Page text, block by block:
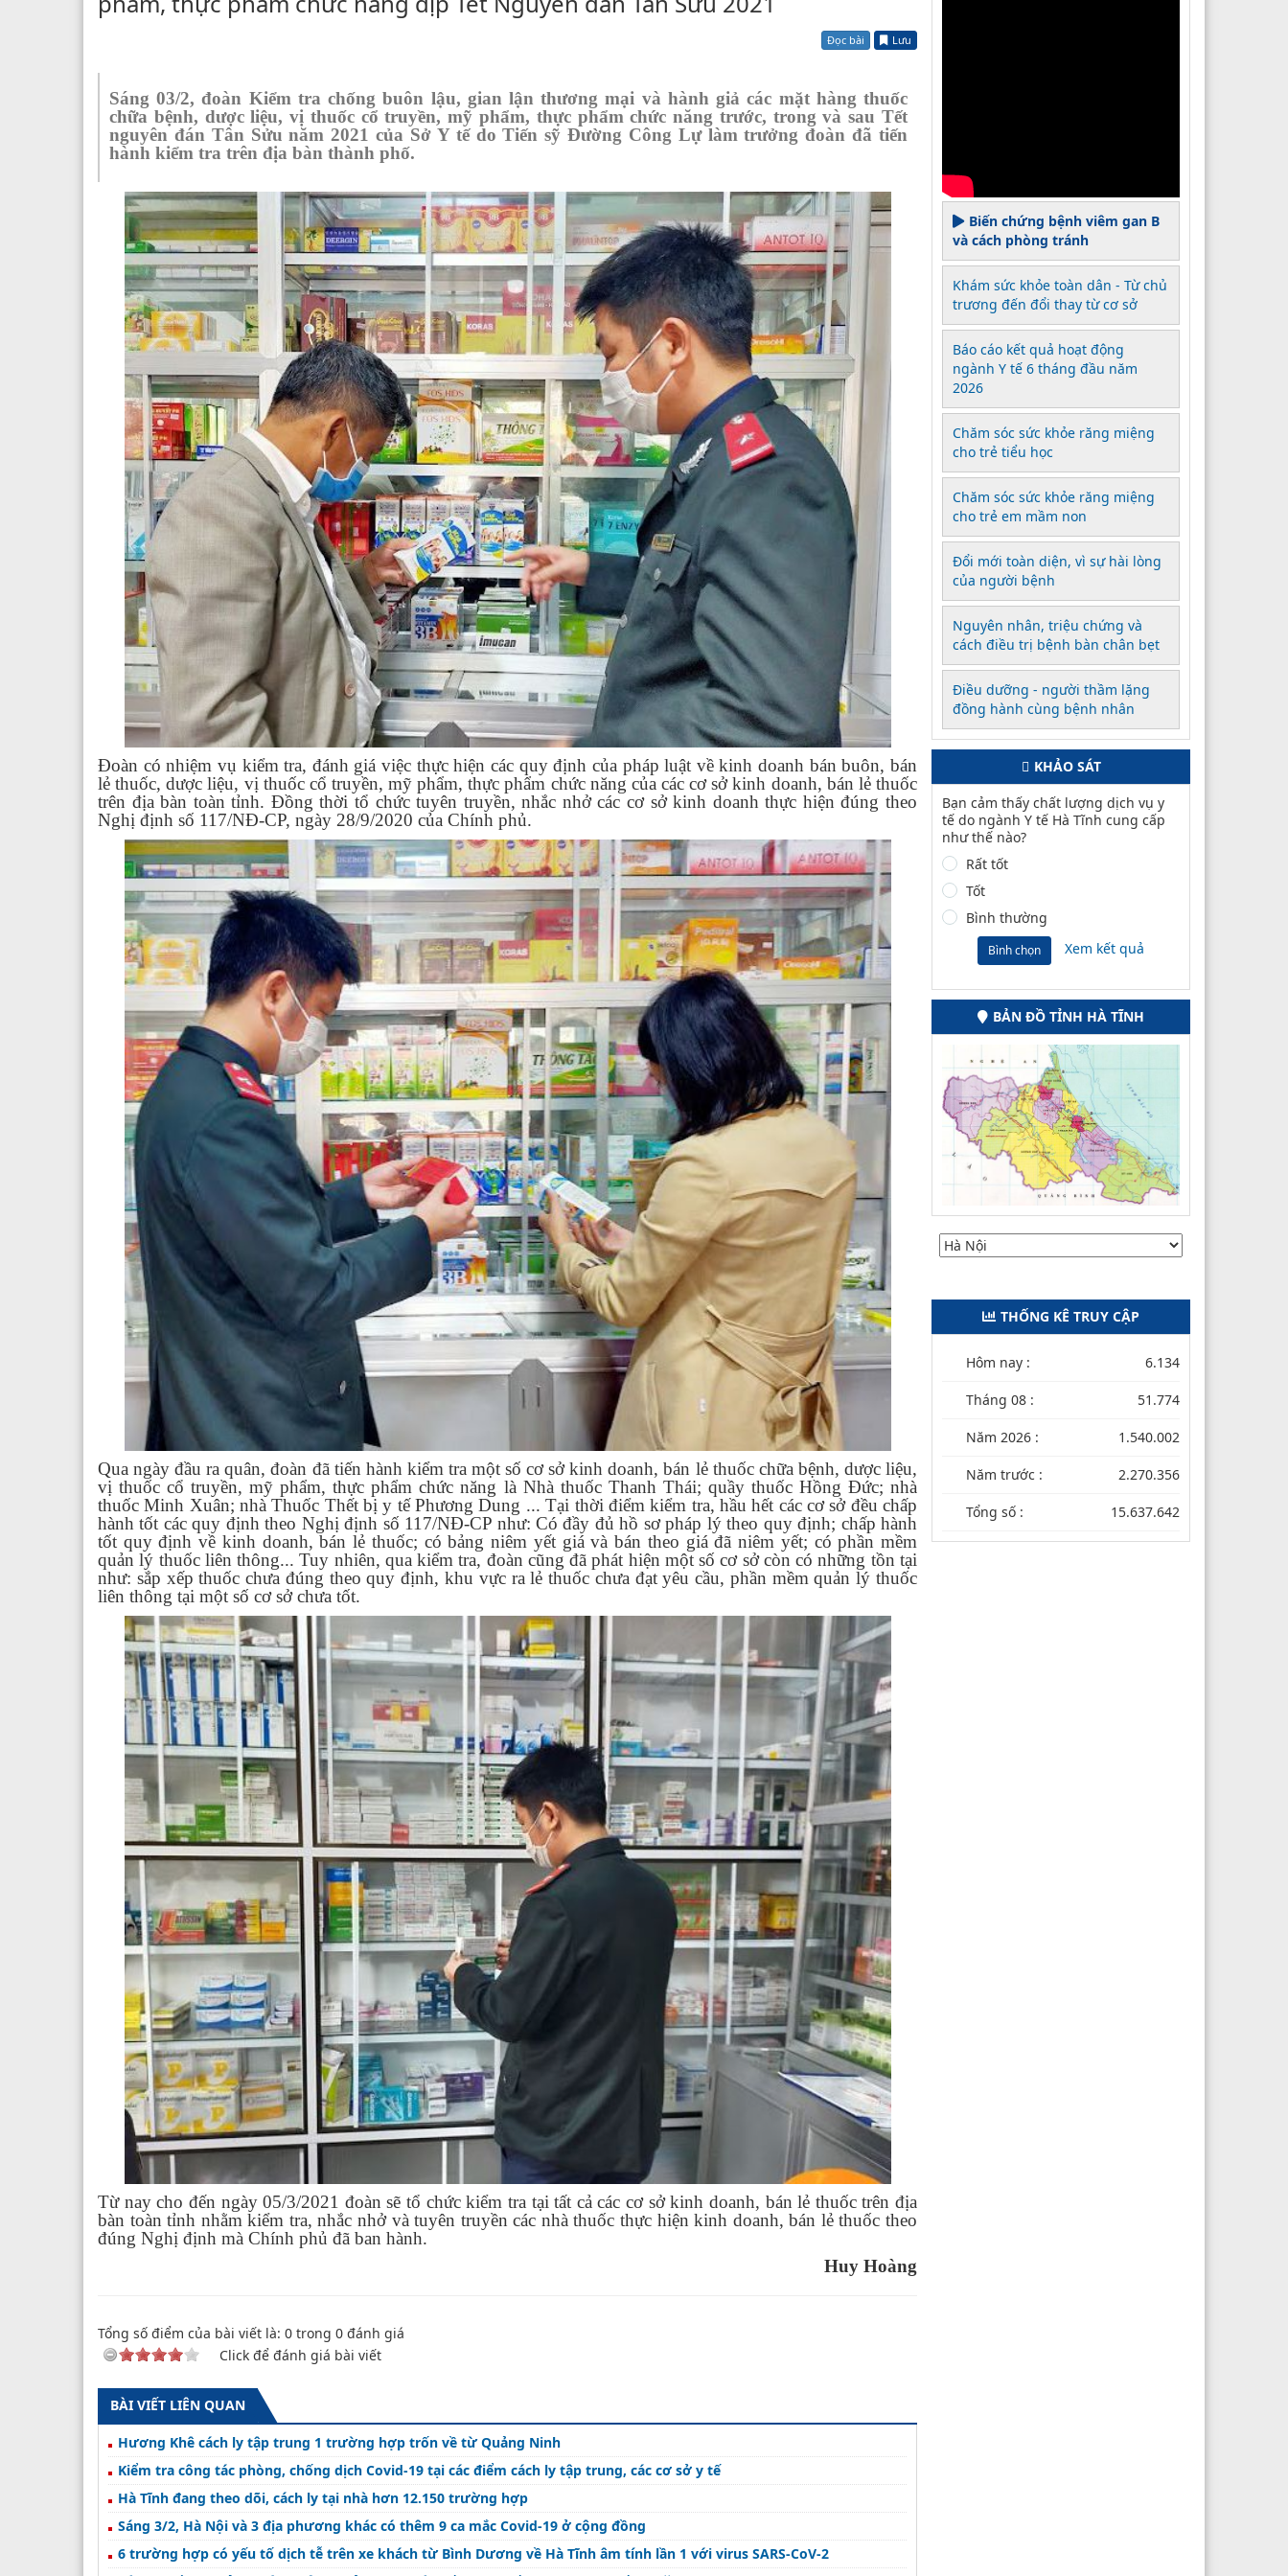
Đọc bài Lưu
Sáng 03/2, đoàn Kiểm tra chống buôn lậu, gian lận thương mại và hành giả các mặt hàng thuốc
chữa bệnh, dược liệu, vị thuốc cổ truyền, mỹ phẩm, thực phẩm chức năng trước, trong và sau Tết
nguyên đán Tân Sửu năm 2021 của Sở Y tế do Tiến sỹ Đường Công Lự làm trưởng đoàn đã tiến
hành kiểm tra trên địa bàn thành phố.
Đoàn có nhiệm vụ kiểm tra, đánh giá việc thực hiện các quy định của pháp luật về kinh doanh bán buôn, bán
lẻ thuốc, dược liệu, vị thuốc cổ truyền, mỹ phẩm, thực phẩm chức năng của các cơ sở kinh doanh, bán lẻ thuốc
trên địa bàn toàn tỉnh. Đồng thời tổ chức tuyên truyền, nhắc nhở các cơ sở kinh doanh thực hiện đúng theo
Nghị định số 117/NĐ-CP, ngày 28/9/2020 của Chính phủ.
Qua ngày đầu ra quân, đoàn đã tiến hành kiểm tra một số cơ sở kinh doanh, bán lẻ thuốc chữa bệnh, dược liệu,
vị thuốc cổ truyền, mỹ phẩm, thực phẩm chức năng là Nhà thuốc Thanh Thái; quầy thuốc Hồng Đức; nhà
thuốc Minh Xuân; nhà Thuốc Thết bị y tế Phương Dung ... Tại thời điểm kiểm tra, hầu hết các cơ sở đều chấp
hành tốt các quy định theo Nghị định số 117/NĐ-CP như: Có đầy đủ hồ sơ pháp lý theo quy định; chấp hành
tốt quy định về kinh doanh, bán lẻ thuốc; có bảng niêm yết giá và bán theo giá đã niêm yết; có phần mềm
quản lý thuốc liên thông... Tuy nhiên, qua kiểm tra, đoàn cũng đã phát hiện một số cơ sở còn có những tồn tại
như: sắp xếp thuốc chưa đúng theo quy định, khu vực ra lẻ thuốc chưa đạt yêu cầu, phần mềm quản lý thuốc
liên thông tại một số cơ sở chưa tốt.
Từ nay cho đến ngày 05/3/2021 đoàn sẽ tổ chức kiểm tra tại tất cả các cơ sở kinh doanh, bán lẻ thuốc trên địa
bàn toàn tỉnh nhằm kiểm tra, nhắc nhở và tuyên truyền các nhà thuốc thực hiện kinh doanh, bán lẻ thuốc theo
đúng Nghị định mà Chính phủ đã ban hành.
Huy Hoàng
Tổng số điểm của bài viết là: 0 trong 0 đánh giá
Click để đánh giá bài viết
BÀI VIẾT LIÊN QUAN
Hương Khê cách ly tập trung 1 trường hợp trốn về từ Quảng Ninh
Kiểm tra công tác phòng, chống dịch Covid-19 tại các điểm cách ly tập trung, các cơ sở y tế
Hà Tĩnh đang theo dõi, cách ly tại nhà hơn 12.150 trường hợp
Sáng 3/2, Hà Nội và 3 địa phương khác có thêm 9 ca mắc Covid-19 ở cộng đồng
6 trường hợp có yếu tố dịch tễ trên xe khách từ Bình Dương về Hà Tĩnh âm tính lần 1 với virus SARS-CoV-2
Biến chứng bệnh viêm gan B
và cách phòng tránh
Khám sức khỏe toàn dân - Từ chủ
trương đến đổi thay từ cơ sở
Báo cáo kết quả hoạt động
ngành Y tế 6 tháng đầu năm
2026
Chăm sóc sức khỏe răng miệng
cho trẻ tiểu học
Chăm sóc sức khỏe răng miệng
cho trẻ em mầm non
Đổi mới toàn diện, vì sự hài lòng
của người bệnh
Nguyên nhân, triệu chứng và
cách điều trị bệnh bàn chân bẹt
Điều dưỡng - người thầm lặng
đồng hành cùng bệnh nhân
KHẢO SÁT
Bạn cảm thấy chất lượng dịch vụ y
tế do ngành Y tế Hà Tĩnh cung cấp
như thế nào?
Rất tốt
Tốt
Bình thường
Bình chọn Xem kết quả
BẢN ĐỒ TỈNH HÀ TĨNH
THỐNG KÊ TRUY CẬP
Hôm nay : 6.134
Tháng 08 : 51.774
Năm 2026 : 1.540.002
Năm trước : 2.270.356
Tổng số : 15.637.642